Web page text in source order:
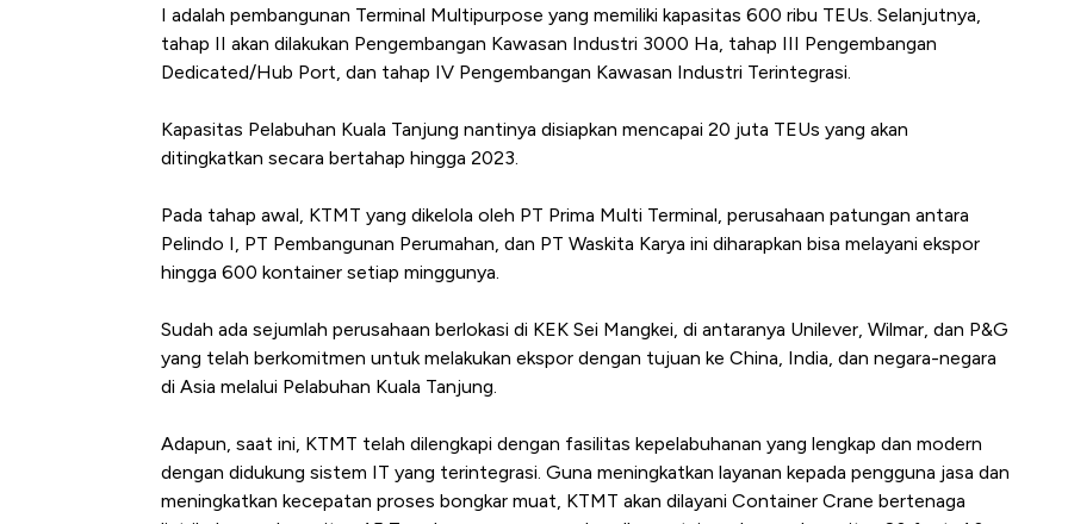
I adalah pembangunan Terminal Multipurpose yang memiliki kapasitas 600 ribu TEUs. Selanjutnya,
tahap II akan dilakukan Pengembangan Kawasan Industri 3000 Ha, tahap III Pengembangan
Dedicated/Hub Port, dan tahap IV Pengembangan Kawasan Industri Terintegrasi.
Kapasitas Pelabuhan Kuala Tanjung nantinya disiapkan mencapai 20 juta TEUs yang akan
ditingkatkan secara bertahap hingga 2023.
Pada tahap awal, KTMT yang dikelola oleh PT Prima Multi Terminal, perusahaan patungan antara
Pelindo I, PT Pembangunan Perumahan, dan PT Waskita Karya ini diharapkan bisa melayani ekspor
hingga 600 kontainer setiap minggunya.
Sudah ada sejumlah perusahaan berlokasi di KEK Sei Mangkei, di antaranya Unilever, Wilmar, dan P&G
yang telah berkomitmen untuk melakukan ekspor dengan tujuan ke China, India, dan negara-negara
di Asia melalui Pelabuhan Kuala Tanjung.
Adapun, saat ini, KTMT telah dilengkapi dengan fasilitas kepelabuhanan yang lengkap dan modern
dengan didukung sistem IT yang terintegrasi. Guna meningkatkan layanan kepada pengguna jasa dan
meningkatkan kecepatan proses bongkar muat, KTMT akan dilayani Container Crane bertenaga